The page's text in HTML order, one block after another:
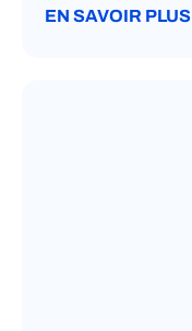
EN SAVOIR PLUS